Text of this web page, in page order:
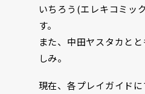
いちろう(エレキコミッ
す。
また、中田ヤスタカと
しみ。
現在、各プレイガイド